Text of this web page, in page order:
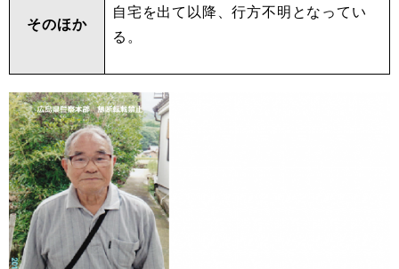
そのほか
自宅を出て以降、行方不明となってい
る。